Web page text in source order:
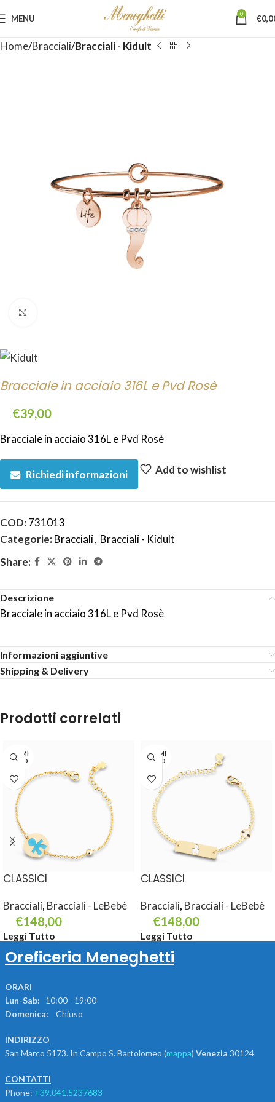
MENU 0 €
Home Bracciali Bracciali - Kidult
Bracciale in acciaio 316L e Pvd Rosè
€39,00
Bracciale in acciaio 316L e Pvd Rosè
Richiedi informazioni Add to wishlist
COD:731013
Categorie:Bracciali, Bracciali - Kidult
Share:
Descrizione
Bracciale in acciaio 316L e Pvd Rosè
Informazioni aggiuntive
Shipping & Delivery
Prodotti correlati
TERMI
NATO
CLASSICI
Bracciali, Bracciali - LeBebè
€148,00
Leggi Tutto
TERMI
NATO
CLASSICI
Bracciali, Bracciali - LeBebè
€148,00
Leggi Tutto
Oreficeria Meneghetti
ORARI
Lun-Sab: 10:00 - 19:00
Domenica:
Chiuso
INDIRIZZO
San Marco 5173. In Campo S. Bartolomeo (mappa) Venezia 30124
CONTATTI
Phone: +39.041.5237683